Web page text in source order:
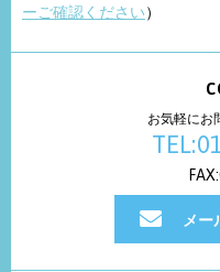
ーご確認ください）
お気軽にお
メー